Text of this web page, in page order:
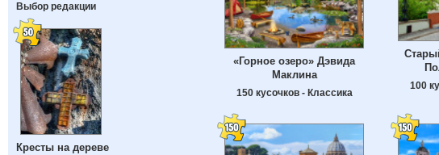
Выбор редакции
Кресты на дереве
«Горное озеро» Дэвида
Маклина
150 кусочков - Классика
100